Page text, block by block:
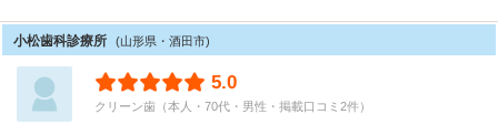
小松歯科診療所 (山形県・酒田市)
5.0
クリーン歯（本人・70代・男性・掲載口コミ2件）